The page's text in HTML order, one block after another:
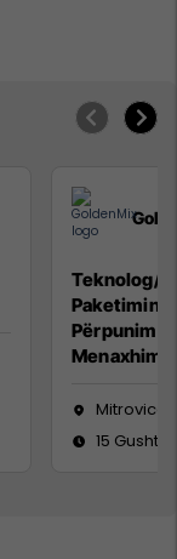
Teknolog/e
Paketimin
Mitrovicë
15 Gusht